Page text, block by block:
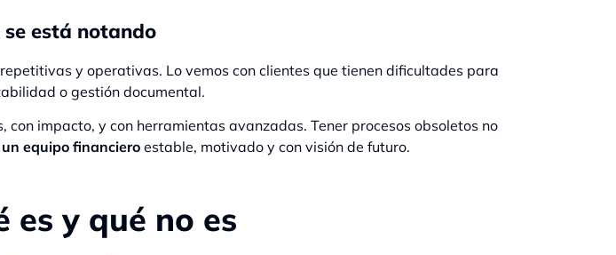
está notando
y operativas. Lo vemos con clientes que tienen dificultades para
o gestión documental.
impacto, y con herramientas avanzadas. Tener procesos obsoletos no
equipo financieroestable, motivado y con visión de futuro.
y qué no es